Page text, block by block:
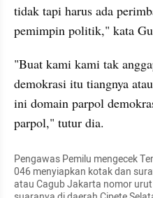
tidak tapi harus ada
pemimpin politik," kata
"Buat kami kami tak
demokrasi itu tiangnya
ini domain parpol
parpol," tutur dia.
Pengawas Pemilu mengecek
046 menyiapkan kotak dan
atau Cagub Jakarta nomor